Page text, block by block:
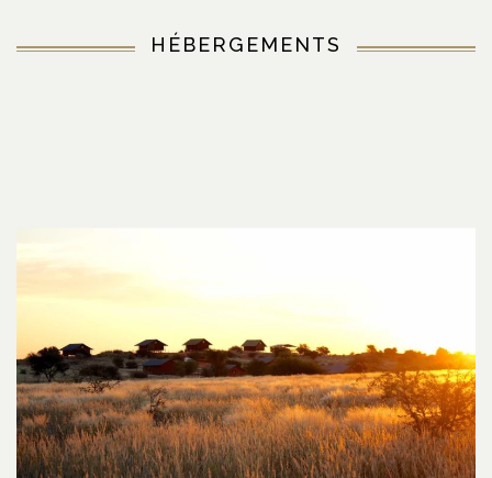
HÉBERGEMENTS